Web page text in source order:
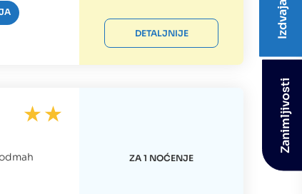
DETALJNIJE
ZA 1 NOĆENJE
Zanimljivosti